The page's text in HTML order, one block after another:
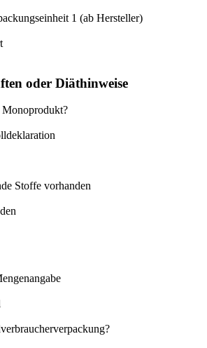
1 (ab Hersteller)
oder Diäthinweise
Monoprodukt?
Stoffe vorhanden